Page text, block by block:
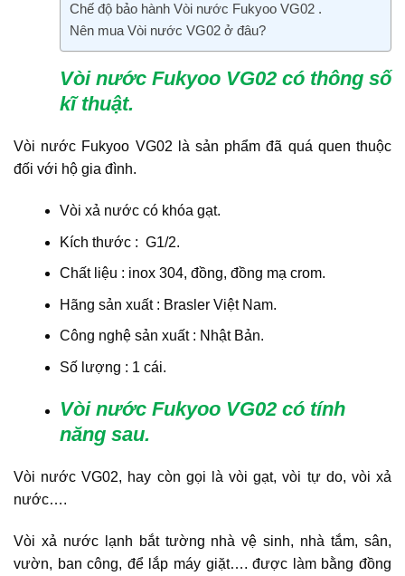
Chế độ bảo hành Vòi nước Fukyoo VG02 .
Nên mua Vòi nước VG02 ở đâu?
Vòi nước Fukyoo VG02 có thông số
kĩ thuật.
Vòi nước Fukyoo VG02 là sản phẩm đã quá quen thuộc
đối với hộ gia đình.
Vòi xả nước có khóa gạt.
Kích thước : G1/2.
Chất liệu : inox 304, đồng, đồng mạ crom.
Hãng sản xuất : Brasler Việt Nam.
Công nghệ sản xuất : Nhật Bản.
Số lượng : 1 cái.
Vòi nước Fukyoo VG02 có tính
năngsau.
Vòi nước VG02, hay còn gọi là vòi gạt, vòi tự do, vòi xả
nước….
Vòi xả nước lạnh bắt tường nhà vệ sinh, nhà tắm, sân,
vườn, ban công, để lắp máy giặt…. được làm bằng đồng